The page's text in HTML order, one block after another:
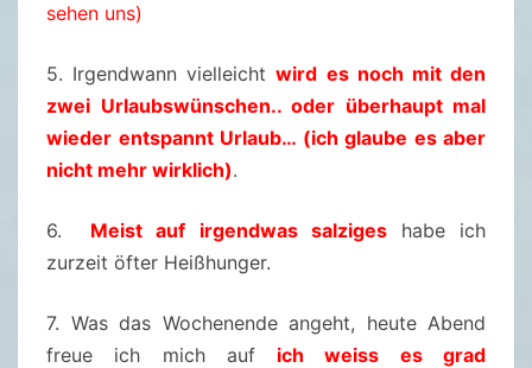
1
.
2
2
sehen uns)
5. Irgendwann vielleichtwird es noch mit den
zwei Urlaubswünschen.. oder überhaupt mal
wieder entspannt Urlaub… (ich glaube es aber
nicht mehr wirklich).
6. Meist auf irgendwas salzigeshabe ich
zurzeit öfter Heißhunger.
7. Was das Wochenende angeht, heute Abend
freue ich mich auf ich weiss es grad